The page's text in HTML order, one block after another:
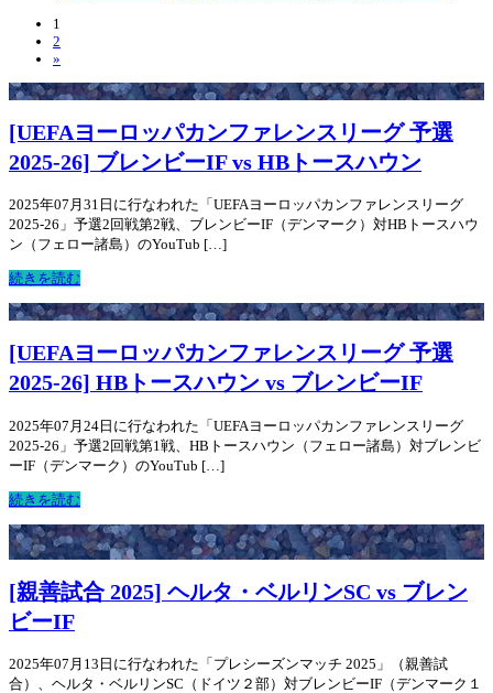
1
2
»
[UEFAヨーロッパカンファレンスリーグ 予選
2025-26] ブレンビーIF vs HBトースハウン
2025年07月31日に行なわれた「UEFAヨーロッパカンファレンスリーグ
2025-26」予選2回戦第2戦、ブレンビーIF（デンマーク）対HBトースハウ
ン（フェロー諸島）のYouTub […]
続きを読む
[UEFAヨーロッパカンファレンスリーグ 予選
2025-26] HBトースハウン vs ブレンビーIF
2025年07月24日に行なわれた「UEFAヨーロッパカンファレンスリーグ
2025-26」予選2回戦第1戦、HBトースハウン（フェロー諸島）対ブレンビ
ーIF（デンマーク）のYouTub […]
続きを読む
[親善試合 2025] ヘルタ・ベルリンSC vs ブレン
ビーIF
2025年07月13日に行なわれた「プレシーズンマッチ 2025」（親善試
合）、ヘルタ・ベルリンSC（ドイツ２部）対ブレンビーIF（デンマーク１